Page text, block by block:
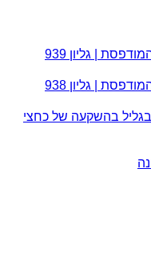
| גליון 939
| גליון 938
בהשקעה של כחצי